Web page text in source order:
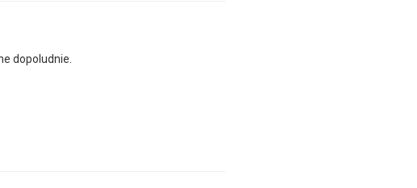
dopoludnie.